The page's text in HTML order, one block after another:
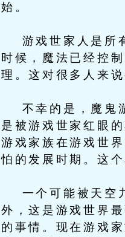
始。
游戏世家人是所有
时候，魔法已经控
理。这对很多人来
不幸的是，魔鬼游
是被游戏世家红眼
游戏家族在游戏世
怕的发展时期。这
一个可能被天空九
外，这是游戏世界
的事情。现在游戏